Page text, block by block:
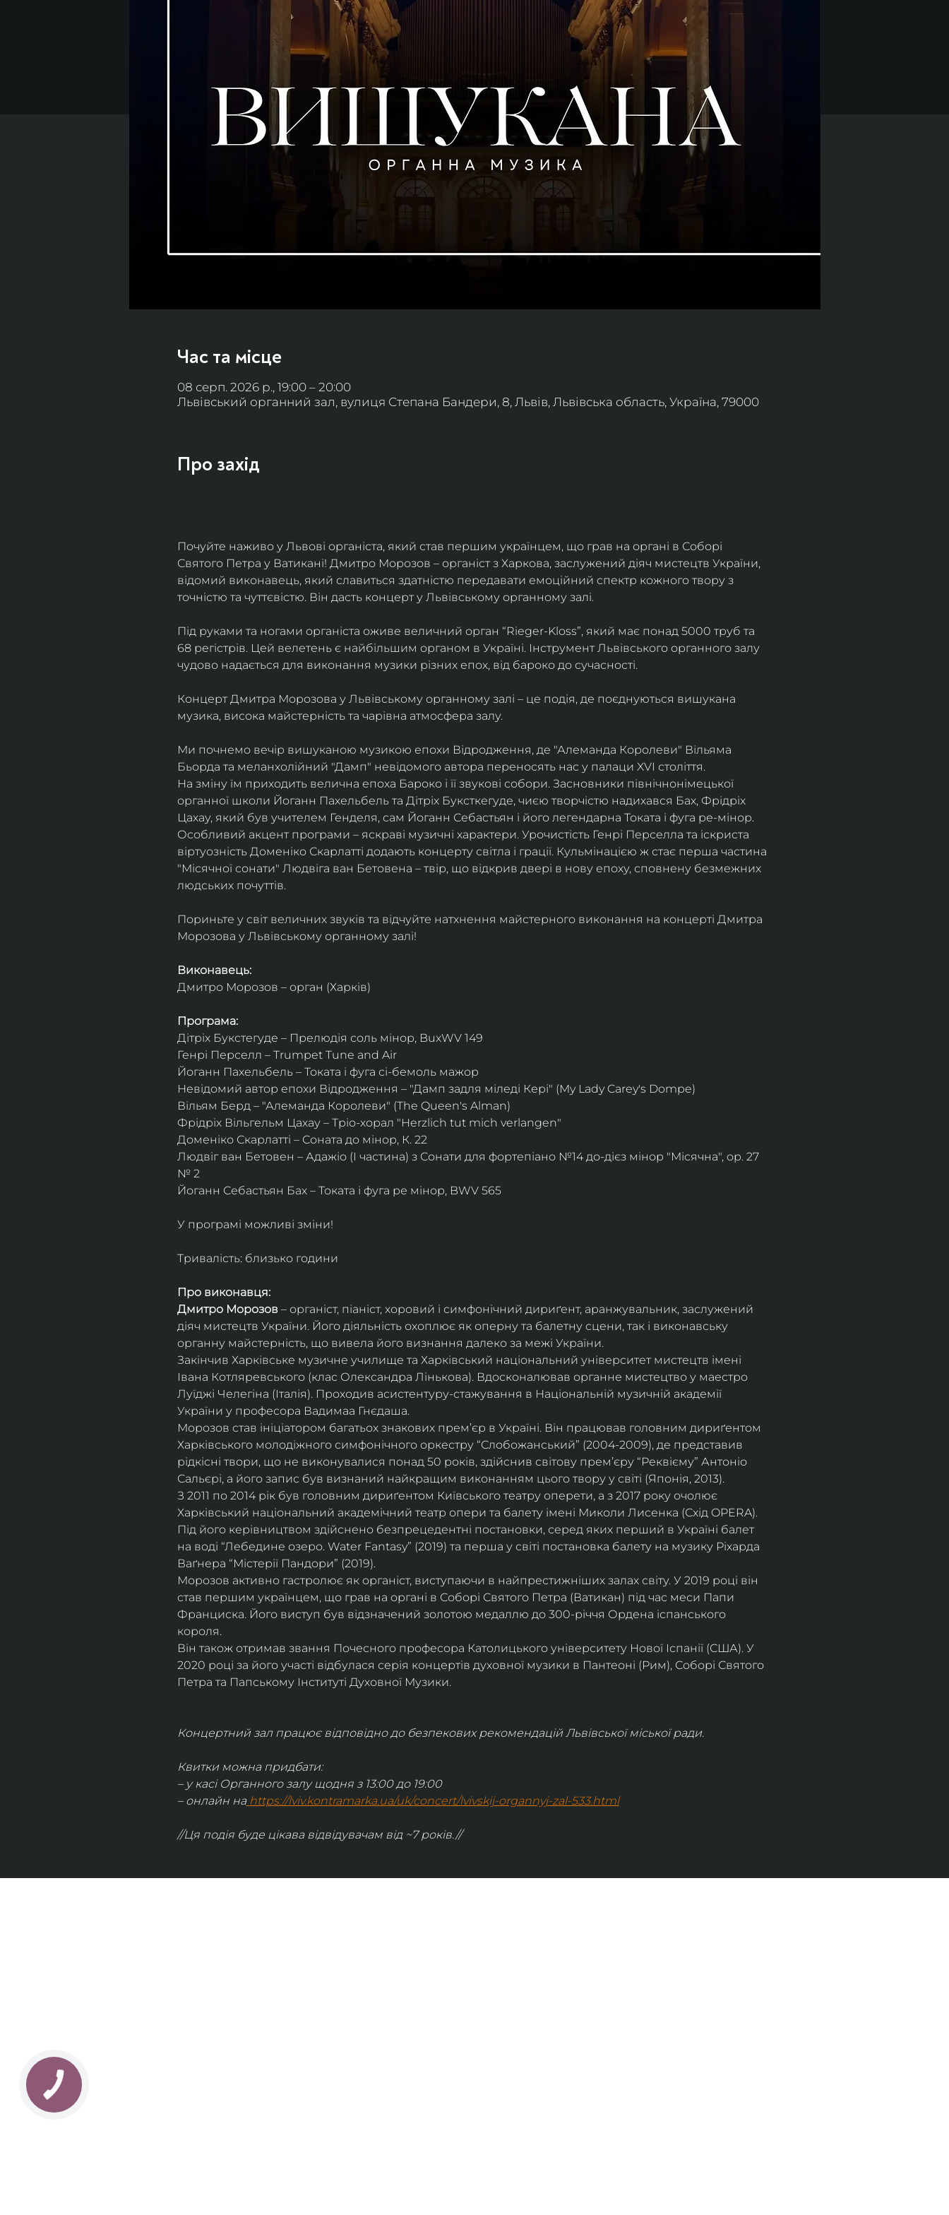
Час та місце
08 серп. 2026 р., 19:00 – 20:00
Львівський органний зал, вулиця Степана Бандери, 8, Львів, Львівська область, Україна, 79000
Про захід
Почуйте наживо у Львові органіста, який став першим українцем, що грав на органі в Соборі
Святого Петра у Ватикані! Дмитро Морозов – органіст з Харкова, заслужений діяч мистецтв України,
відомий виконавець, який славиться здатністю передавати емоційний спектр кожного твору з
точністю та чуттєвістю. Він дасть концерт у Львівському органному залі.
Під руками та ногами органіста оживе величний орган “Rieger-Kloss”, який має понад 5000 труб та
68 регістрів. Цей велетень є найбільшим органом в Україні. Інструмент Львівського органного залу
чудово надається для виконання музики різних епох, від бароко до сучасності.
Концерт Дмитра Морозова у Львівському органному залі – це подія, де поєднуються вишукана
музика, висока майстерність та чарівна атмосфера залу.
Ми почнемо вечір вишуканою музикою епохи Відродження, де "Алеманда Королеви" Вільяма
Бьорда та меланхолійний "Дамп" невідомого автора переносять нас у палаци XVI століття.
​На зміну їм приходить велична епоха Бароко і її звукові собори. Засновники північнонімецької
органної школи Йоганн Пахельбель та Дітріх Буксткегуде, чиєю творчістю надихався Бах, Фрідріх
Цахау, який був учителем Генделя, сам Йоганн Себастьян і його легендарна Токата і фуга ре-мінор. ​
Особливий акцент програми – яскраві музичні характери. Урочистість Генрі Перселла та іскриста
віртуозність Доменіко Скарлатті додають концерту світла і грації. Кульмінацією ж стає перша частина
"Місячної сонати" Людвіга ван Бетовена – твір, що відкрив двері в нову епоху, сповнену безмежних
людських почуттів.
Пориньте у світ величних звуків та відчуйте натхнення майстерного виконання на концерті Дмитра
Морозова у Львівському органному залі!
Виконавець:
Дмитро Морозов – орган (Харків)
Програма:
Дітріх Букстегуде – Прелюдія соль мінор, BuxWV 149
Генрі Перселл – Trumpet Tune and Air
Йоганн Пахельбель – Токата і фуга сі-бемоль мажор
Невідомий автор епохи Відродження – "Дамп задля міледі Кері" (My Lady Carey's Dompe)
Вільям Берд – "Алеманда Королеви" (The Queen's Alman)
Фрідріх Вільгельм Цахау – Тріо-хорал "Herzlich tut mich verlangen"
Доменіко Скарлатті – Соната до мінор, К. 22
Людвіг ван Бетовен – Адажіо (I частина) з Сонати для фортепіано №14 до-дієз мінор "Місячна", ор. 27
№ 2
Йоганн Себастьян Бах – Токата і фуга ре мінор, BWV 565
У програмі можливі зміни!
Тривалість: близько години
Про виконавця:
Дмитро Морозов – органіст, піаніст, хоровий і симфонічний дириґент, аранжувальник, заслужений
діяч мистецтв України. Його діяльність охоплює як оперну та балетну сцени, так і виконавську
органну майстерність, що вивела його визнання далеко за межі України.
Закінчив Харківське музичне училище та Харківський національний університет мистецтв імені
Івана Котляревського (клас Олександра Лінькова). Вдосконалював органне мистецтво у маестро
Луїджі Челегіна (Італія). Проходив асистентуру-стажування в Національній музичній академії
України у професора Вадимаа Гнєдаша.
Морозов став ініціатором багатьох знакових прем’єр в Україні. Він працював головним дириґентом
Харківського молодіжного симфонічного оркестру “Слобожанський” (2004-2009), де представив
рідкісні твори, що не виконувалися понад 50 років, здійснив світову прем’єру “Реквієму” Антоніо
Сальєрі, а його запис був визнаний найкращим виконанням цього твору у світі (Японія, 2013).
З 2011 по 2014 рік був головним дириґентом Київського театру оперети, а з 2017 року очолює
Харківський національний академічний театр опери та балету імені Миколи Лисенка (Схід OPERA).
Під його керівництвом здійснено безпрецедентні постановки, серед яких перший в Україні балет
на воді “Лебедине озеро. Water Fantasy” (2019) та перша у світі постановка балету на музику Ріхарда
Ваґнера “Містерії Пандори” (2019).
Морозов активно гастролює як органіст, виступаючи в найпрестижніших залах світу. У 2019 році він
став першим українцем, що грав на органі в Соборі Святого Петра (Ватикан) під час меси Папи
Франциска. Його виступ був відзначений золотою медаллю до 300-річчя Ордена іспанського
короля.
Він також отримав звання Почесного професора Католицького університету Нової Іспанії (США). У
2020 році за його участі відбулася серія концертів духовної музики в Пантеоні (Рим), Соборі Святого
Петра та Папському Інституті Духовної Музики.
Концертний зал працює відповідно до безпекових рекомендацій Львівської міської ради.
Квитки можна придбати:
– у касі Органного залу щодня з 13:00 до 19:00
– онлайн на https://lviv.kontramarka.ua/uk/concert/lvivskij-organnyj-zal-533.html
//Ця подія буде цікава відвідувачам від ~7 років.//
–YouTube-канал Ukrainian Live Classic
української музики та українських музикантів.
–
Ukrainian Scores
композиторів.